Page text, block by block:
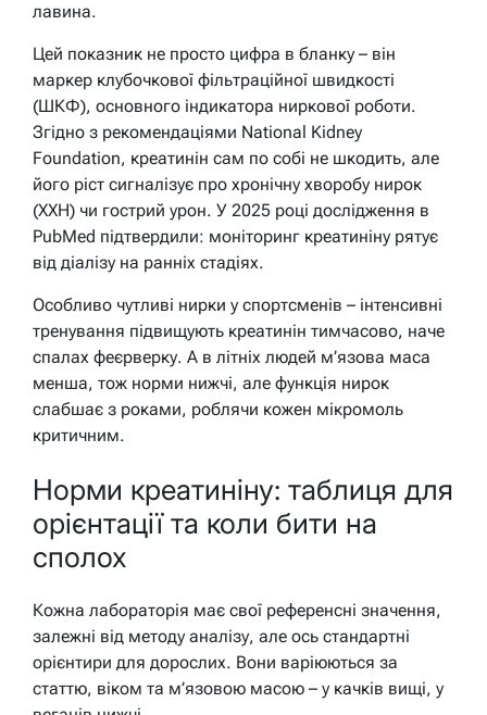
лавина.
Цей показник не просто цифра в бланку – він
маркер клубочкової фільтраційної швидкості
(ШКФ), основного індикатора ниркової роботи.
Згідно з рекомендаціями National Kidney
Foundation, креатинін сам по собі не шкодить, але
його ріст сигналізує про хронічну хворобу нирок
(ХХН) чи гострий урон. У 2025 році дослідження в
PubMed підтвердили: моніторинг креатиніну рятує
від діалізу на ранніх стадіях.
Особливо чутливі нирки у спортсменів – інтенсивні
тренування підвищують креатинін тимчасово, наче
спалах феєрверку. А в літніх людей м’язова маса
менша, тож норми нижчі, але функція нирок
слабшає з роками, роблячи кожен мікромоль
критичним.
Норми креатиніну: таблиця для
орієнтації та коли бити на
сполох
Кожна лабораторія має свої референсні значення,
залежні від методу аналізу, але ось стандартні
орієнтири для дорослих. Вони варіюються за
статтю, віком та м’язовою масою – у качків вищі, у